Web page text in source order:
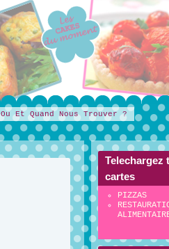
Ou Et Quand Nous Trouver ?
Telechargez
cartes
PIZZAS